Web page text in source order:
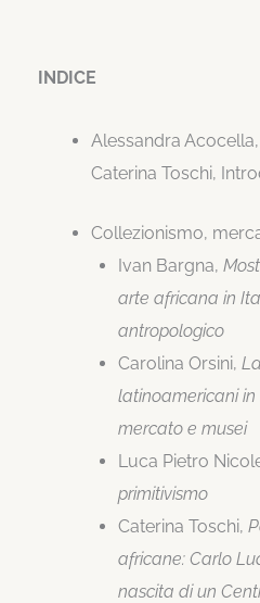
INDICE
Alessandra
Caterina Toschi,
Collezionismo,
Ivan Bargna,
arte africana in
antropologico
Carolina Orsini,
latinoamericani
mercato e musei
Luca Pietro
primitivismo
Caterina Toschi,
africane: Carlo
nascita di un